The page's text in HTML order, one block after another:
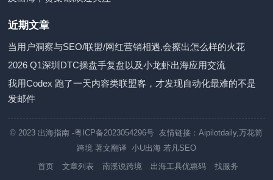
近期文章
当用户洞察与SEO/联盟/网红营销相遇,会擦出怎么样的火花
2026 Q1深圳DTC操盘手复盘以及小龙虾出海应用交流
我用Codex 跑了一天内容类联盟客，才发现自动化最难的不是
发邮件
© 2023 出海指南 -粤ICP备2023054296号 友情链接：Aipilotdaily,万花筒
跨境 著文翻译 小U出海 若凡SEO
首页
文章列表 南溪说跨境 出海工具优惠码 找服务